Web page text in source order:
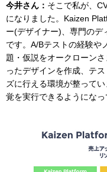
今井さん： そこで私が、
になりました。Kaizen
ー(デザイナー)、専門のデ
です。A/Bテストの経験や
題・仮説をオークローン
ったデザインを作成、テ
ズに行える環境が整って
覚を実行できるようになっ